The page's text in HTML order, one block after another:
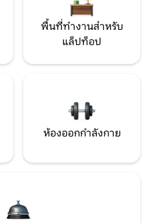
พื้นที่ทำงานสำหรับ
แล็ปท็อป
ห้องออกกำลังกาย